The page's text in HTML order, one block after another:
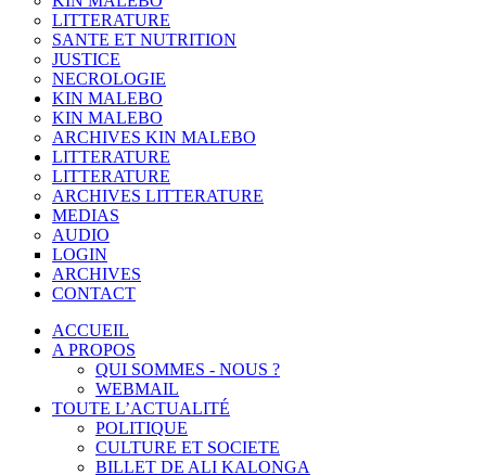
LITTERATURE
SANTE ET NUTRITION
JUSTICE
NECROLOGIE
KIN MALEBO
KIN MALEBO
ARCHIVES KIN MALEBO
LITTERATURE
LITTERATURE
ARCHIVES LITTERATURE
MEDIAS
AUDIO
LOGIN
ARCHIVES
CONTACT
ACCUEIL
A PROPOS
QUI SOMMES - NOUS ?
WEBMAIL
TOUTE L’ACTUALITÉ
POLITIQUE
CULTURE ET SOCIETE
BILLET DE ALI KALONGA